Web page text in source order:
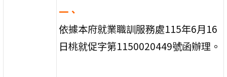
一、
依據本府就業職訓服務處115年6月16
日桃就促字第1150020449號函辦理。